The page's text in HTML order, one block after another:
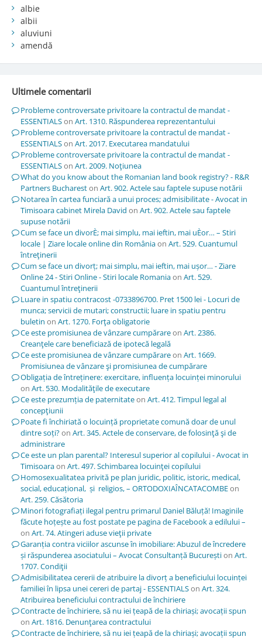
albie
albii
aluviuni
amendă
Ultimele comentarii
Probleme controversate privitoare la contractul de mandat -
ESSENTIALSon Art. 1310. Răspunderea reprezentantului
Probleme controversate privitoare la contractul de mandat -
ESSENTIALSon Art. 2017. Executarea mandatului
Probleme controversate privitoare la contractul de mandat -
ESSENTIALSon Art. 2009. Noţiunea
What do you know about the Romanian land book registry? - R&R
Partners Buchareston Art. 902. Actele sau faptele supuse notării
Notarea în cartea funciară a unui proces; admisibilitate - Avocat in
Timisoara cabinet Mirela David on Art. 902. Actele sau faptele
supuse notării
Cum se face un divorÈ; mai simplu, mai ieftin, mai uÈor… – Stiri
locale | Ziare locale online din Româniaon Art. 529. Cuantumul
întreţinerii
Cum se face un divorț; mai simplu, mai ieftin, mai ușor… - Ziare
Online 24 - Stiri Online - Stiri locale Romaniaon Art. 529.
Cuantumul întreţinerii
Luare in spatiu contracost -0733896700. Pret 1500 lei - Locuri de
munca; servicii de mutari; constructii; luare in spatiu pentru
buletin on Art. 1270. Forţa obligatorie
Ce este promisiunea de vânzare cumpărareon Art. 2386.
Creanţele care beneficiază de ipotecă legală
Ce este promisiunea de vânzare cumpărareon Art. 1669.
Promisiunea de vânzare şi promisiunea de cumpărare
Obligația de întreținere: exercitare, influența locuinței minorului
on Art. 530. Modalităţile de executare
Ce este prezumția de paternitateon Art. 412. Timpul legal al
concepţiunii
Poate fi închiriată o locuință proprietate comună doar de unul
dintre soți?on Art. 345. Actele de conservare, de folosinţă şi de
administrare
Ce este un plan parental? Interesul superior al copilului - Avocat in
Timisoaraon Art. 497. Schimbarea locuinţei copilului
Homosexualitatea privită pe plan juridic, politic, istoric, medical,
social, educațional, și religios, – ORTODOXIAÎNCATACOMBEon
Art. 259. Căsătoria
Minori fotografiați ilegal pentru primarul Daniel Băluță! Imaginile
făcute hoțește au fost postate pe pagina de Facebook a edilului –
on Art. 74. Atingeri aduse vieţii private
Garanția contra viciilor ascunse în imobiliare: Abuzul de încredere
și răspunderea asociatului – Avocat Consultanță Bucureștion Art.
1707. Condiţii
Admisibilitatea cererii de atribuire la divorț a beneficiului locuinței
familiei în lipsa unei cereri de partaj - ESSENTIALSon Art. 324.
Atribuirea beneficiului contractului de închiriere
Contracte de închiriere, să nu iei țeapă de la chiriași; avocații spun
on Art. 1816. Denunţarea contractului
Contracte de închiriere, să nu iei țeapă de la chiriași; avocații spun